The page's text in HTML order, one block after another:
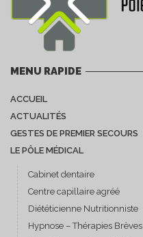
MENU RAPIDE
ACCUEIL
ACTUALITÉS
GESTES DE PREMIER SECOURS
LE PÔLE MÉDICAL
Cabinet dentaire
Centre capillaire agréé
Diététicienne Nutritionniste
Hypnose – Thérapies Brèves